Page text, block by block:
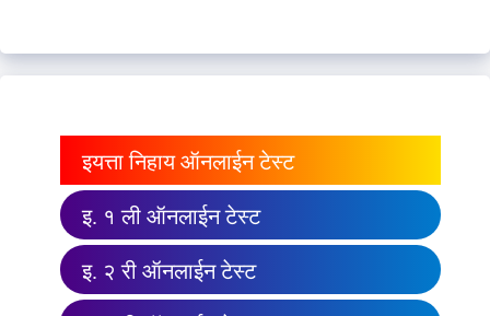
इयत्ता निहाय ऑनलाईन टेस्ट
इ. १ ली ऑनलाईन टेस्ट
इ. २ री ऑनलाईन टेस्ट